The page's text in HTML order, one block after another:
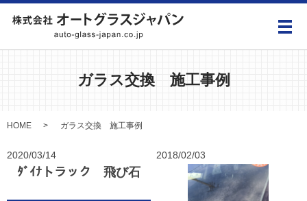
メ
ガラス交換 施工事例
HOME ガラス交換 施工事例
2020/03/14
ﾀﾞｲﾅトラック 飛び石
2018/02/03